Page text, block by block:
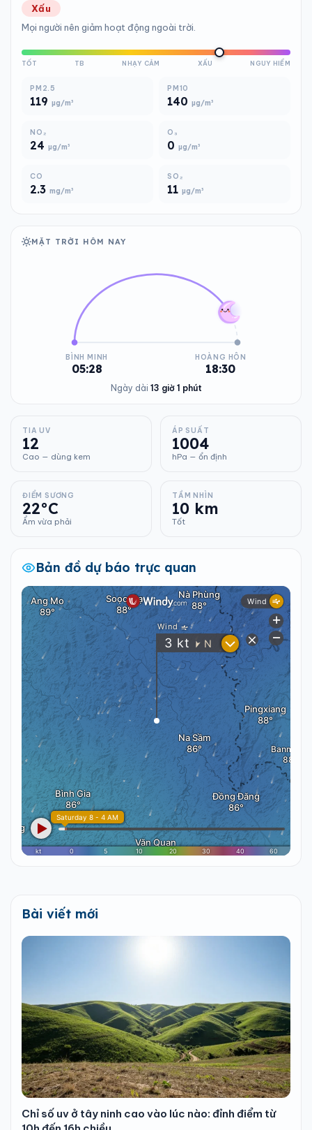
Xấu
Mọi người nên giảm hoạt động ngoài trời.
TỐT TB NHẠY CẢM XẤU NGUY HIỂM
PM2.5
119 µg/m³
PM10
140 µg/m³
NO₂
24 µg/m³
O₃
0 µg/m³
CO
2.3 mg/m³
SO₂
11 µg/m³
MẶT TRỜI HÔM NAY
BÌNH MINH
05:28
HOÀNG HÔN
18:30
Ngày dài 13 giờ 1 phút
TIA UV
12
Cao — dùng kem
ÁP SUẤT
1004
hPa — ổn định
ĐIỂM SƯƠNG
22°C
Ẩm vừa phải
TẦM NHÌN
10 km
Tốt
Bản đồ dự báo trực quan
Bài viết mới
Chỉ số uv ở tây ninh cao vào lúc nào: đỉnh điểm từ